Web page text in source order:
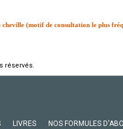
cheville (motif de consultation le plus
réservés.
LIVRES NOS FORMULES